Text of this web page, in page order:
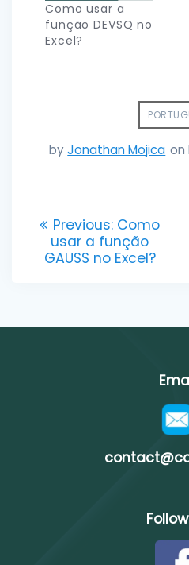
Como usar a
função DEVSQ no
Excel?
byJonathan Mojica on
Post
navigation
Previous: Previous
post:
Como
usar a função
GAUSS no Excel?